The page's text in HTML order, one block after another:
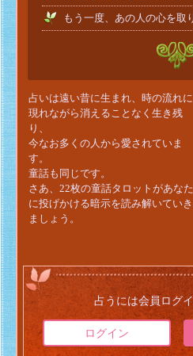
もう一度、あの人の心を
占いは遠い昔に生まれ、時の流れに
現れながら消えることなく生き残
り、
今なお多くの人から愛されていま
す。
童話も同じです。
さあ、22枚の童話タロットがあなた
に投げかける暗示を読み解いていき
ましょう。
占うには会員ログ
ログイン